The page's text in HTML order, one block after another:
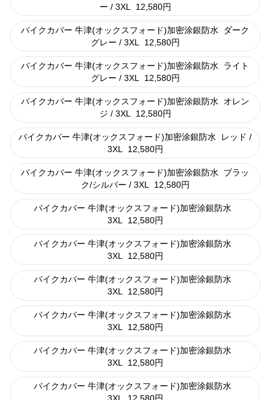
ー / 3XL
12,580円
バイクカバー 牛津(オックスフォード)加密涂銀防水
ダーク
グレー / 3XL
12,580円
バイクカバー 牛津(オックスフォード)加密涂銀防水
ライト
グレー / 3XL
12,580円
バイクカバー 牛津(オックスフォード)加密涂銀防水
オレン
ジ / 3XL
12,580円
バイクカバー 牛津(オックスフォード)加密涂銀防水
レッド /
3XL
12,580円
バイクカバー 牛津(オックスフォード)加密涂銀防水
ブラッ
ク/シルバー / 3XL
12,580円
バイクカバー 牛津(オックスフォード)加密涂銀防水
3XL
12,580円
バイクカバー 牛津(オックスフォード)加密涂銀防水
3XL
12,580円
バイクカバー 牛津(オックスフォード)加密涂銀防水
3XL
12,580円
バイクカバー 牛津(オックスフォード)加密涂銀防水
3XL
12,580円
バイクカバー 牛津(オックスフォード)加密涂銀防水
3XL
12,580円
バイクカバー 牛津(オックスフォード)加密涂銀防水
3XL
12,580円